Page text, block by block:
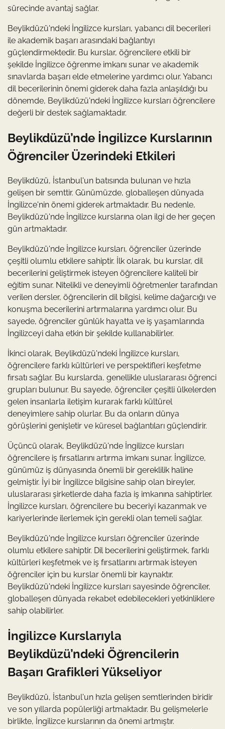
sürecinde avantaj sağlar.
Beylikdüzü'ndeki İngilizce kursları, yabancı dil becerileri
ile akademik başarı arasındaki bağlantıyı
güçlendirmektedir. Bu kurslar, öğrencilere etkili bir
şekilde İngilizce öğrenme imkanı sunar ve akademik
sınavlarda başarı elde etmelerine yardımcı olur. Yabancı
dil becerilerinin önemi giderek daha fazla anlaşıldığı bu
dönemde, Beylikdüzü'ndeki İngilizce kursları öğrencilere
değerli bir destek sağlamaktadır.
Beylikdüzü’nde İngilizce Kurslarının
Öğrenciler Üzerindeki Etkileri
Beylikdüzü, İstanbul'un batısında bulunan ve hızla
gelişen bir semttir. Günümüzde, globalleşen dünyada
İngilizce'nin önemi giderek artmaktadır. Bu nedenle,
Beylikdüzü'nde İngilizce kurslarına olan ilgi de her geçen
gün artmaktadır.
Beylikdüzü'nde İngilizce kursları, öğrenciler üzerinde
çeşitli olumlu etkilere sahiptir. İlk olarak, bu kurslar, dil
becerilerini geliştirmek isteyen öğrencilere kaliteli bir
eğitim sunar. Nitelikli ve deneyimli öğretmenler tarafından
verilen dersler, öğrencilerin dil bilgisi, kelime dağarcığı ve
konuşma becerilerini artırmalarına yardımcı olur. Bu
sayede, öğrenciler günlük hayatta ve iş yaşamlarında
İngilizceyi daha etkin bir şekilde kullanabilirler.
İkinci olarak, Beylikdüzü'ndeki İngilizce kursları,
öğrencilere farklı kültürleri ve perspektifleri keşfetme
fırsatı sağlar. Bu kurslarda, genellikle uluslararası öğrenci
grupları bulunur. Bu sayede, öğrenciler çeşitli ülkelerden
gelen insanlarla iletişim kurarak farklı kültürel
deneyimlere sahip olurlar. Bu da onların dünya
görüşlerini genişletir ve küresel bağlantıları güçlendirir.
Üçüncü olarak, Beylikdüzü'nde İngilizce kursları
öğrencilere iş fırsatlarını artırma imkanı sunar. İngilizce,
günümüz iş dünyasında önemli bir gereklilik haline
gelmiştir. İyi bir İngilizce bilgisine sahip olan bireyler,
uluslararası şirketlerde daha fazla iş imkanına sahiptirler.
İngilizce kursları, öğrencilere bu beceriyi kazanmak ve
kariyerlerinde ilerlemek için gerekli olan temeli sağlar.
Beylikdüzü'nde İngilizce kursları öğrenciler üzerinde
olumlu etkilere sahiptir. Dil becerilerini geliştirmek, farklı
kültürleri keşfetmek ve iş fırsatlarını artırmak isteyen
öğrenciler için bu kurslar önemli bir kaynaktır.
Beylikdüzü'ndeki İngilizce kursları sayesinde öğrenciler,
globalleşen dünyada rekabet edebilecekleri yetkinliklere
sahip olabilirler.
İngilizce Kurslarıyla
Beylikdüzü’ndeki Öğrencilerin
Başarı Grafikleri Yükseliyor
Beylikdüzü, İstanbul'un hızla gelişen semtlerinden biridir
ve son yıllarda popülerliği artmaktadır. Bu gelişmelerle
birlikte, İngilizce kurslarının da önemi artmıştır.